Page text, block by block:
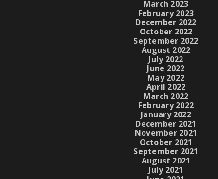
March 2023
February 2023
December 2022
October 2022
September 2022
August 2022
July 2022
June 2022
May 2022
April 2022
March 2022
February 2022
January 2022
December 2021
November 2021
October 2021
September 2021
August 2021
July 2021